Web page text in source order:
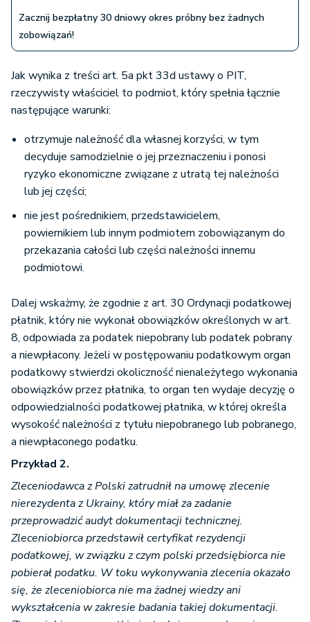
Zacznij bezpłatny 30 dniowy okres próbny bez żadnych
zobowiązań!
Jak wynika z treści art. 5a pkt 33d ustawy o PIT,
rzeczywisty właściciel to podmiot, który spełnia łącznie
następujące warunki:
otrzymuje należność dla własnej korzyści, w tym
decyduje samodzielnie o jej przeznaczeniu i ponosi
ryzyko ekonomiczne związane z utratą tej należności
lub jej części;
nie jest pośrednikiem, przedstawicielem,
powiernikiem lub innym podmiotem zobowiązanym do
przekazania całości lub części należności innemu
podmiotowi.
Dalej wskażmy, że zgodnie z art. 30 Ordynacji podatkowej
płatnik, który nie wykonał obowiązków określonych w art.
8, odpowiada za podatek niepobrany lub podatek pobrany
a niewpłacony. Jeżeli w postępowaniu podatkowym organ
podatkowy stwierdzi okoliczność nienależytego wykonania
obowiązków przez płatnika, to organ ten wydaje decyzję o
odpowiedzialności podatkowej płatnika, w której określa
wysokość należności z tytułu niepobranego lub pobranego,
a niewpłaconego podatku.
Przykład 2.
Zleceniodawca z Polski zatrudnił na umowę zlecenie
nierezydenta z Ukrainy, który miał za zadanie
przeprowadzić audyt dokumentacji technicznej.
Zleceniobiorca przedstawił certyfikat rezydencji
podatkowej, w związku z czym polski przedsiębiorca nie
pobierał podatku. W toku wykonywania zlecenia okazało
się, że zleceniobiorca nie ma żadnej wiedzy ani
wykształcenia w zakresie badania takiej dokumentacji.